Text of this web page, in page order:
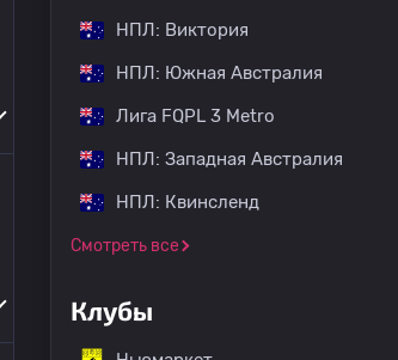
НПЛ: Виктория
НПЛ: Южная Австралия
Лига FQPL 3 Metro
НПЛ: Западная Австралия
НПЛ: Квинсленд
Смотреть все
Клубы